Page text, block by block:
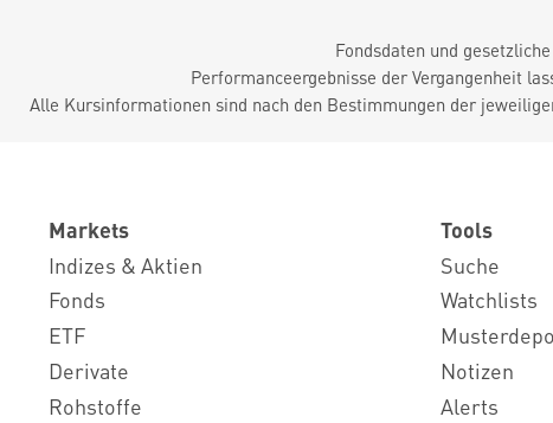
Fondsdaten und
Performanceergebnisse der Vergangenheit
Alle Kursinformationen sind nach den Bestimmungen der
Markets
Indizes & Aktien
Fonds
ETF
Derivate
Rohstoffe
Tools
Suche
Watchlists
Notizen
Alerts